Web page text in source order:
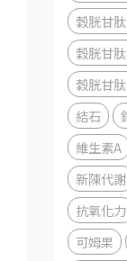
穀胱甘
穀胱甘
穀胱甘
結石
維生素A
新陳代謝
抗氧化力
可姆果